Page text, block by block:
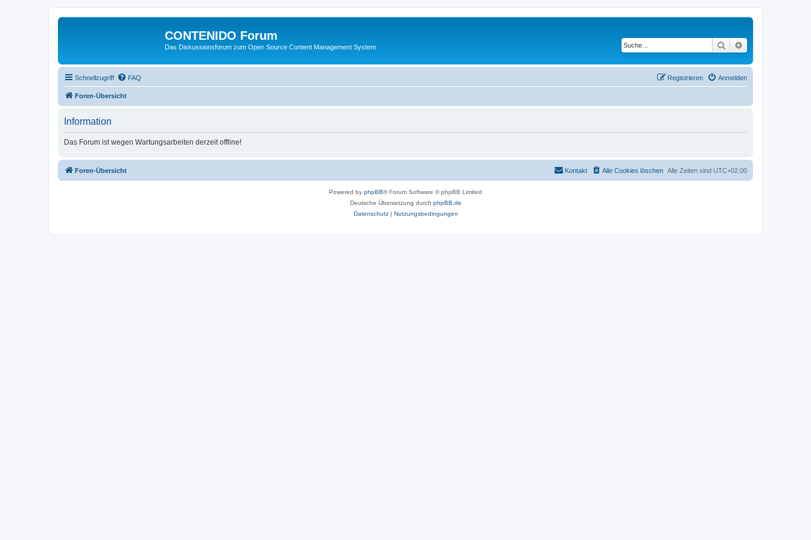
CONTENIDO Forum
Das Diskussionsforum zum Open Source Content Management System Suche
Schnellzugriff FAQ Anmelden
Registrieren
Foren-Übersicht
Information
Das Forum ist wegen Wartungsarbeiten derzeit offline!
Foren-Übersicht Alle Zeiten sind UTC+02:00
Alle Cookies löschen
Kontakt
Powered by phpBB® Forum Software © phpBB Limited
Deutsche Übersetzung durch phpBB.de
Datenschutz| Nutzungsbedingungen